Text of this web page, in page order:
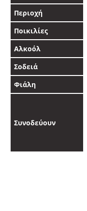
Περιοχή
Ποικιλίες
Αλκοόλ
Σοδειά
Φιάλη
Συνοδεύουν